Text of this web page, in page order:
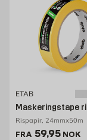
ETAB
Maskeringstape
Rispapir, 24mmx50m
FRA Pris 59.95
59,95 NOK